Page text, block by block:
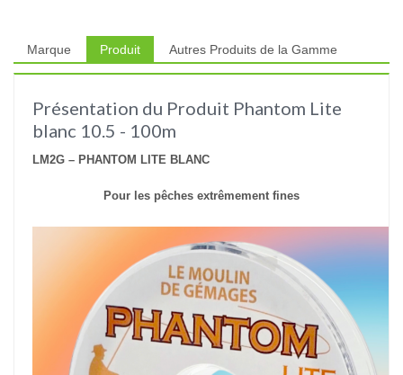
Marque Produit Autres Produits de la Gamme
Présentation du Produit Phantom Lite
blanc 10.5 - 100m
LM2G – PHANTOM LITE BLANC
Pour les pêches extrêmement fines